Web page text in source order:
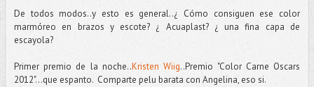
De todos modos..y esto es general..¿ Cómo consiguen ese color
marmóreo en brazos y escote? ¿ Acuaplast? ¿ una fina capa de
escayola?
Primer premio de la noche..Kristen Wiig..Premio "Color Carne Oscars
2012"...que espanto. Comparte pelu barata con Angelina, eso si.